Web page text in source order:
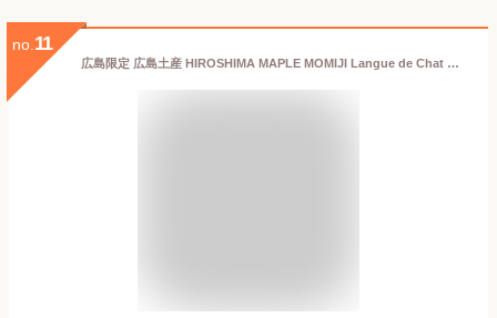
no. 11
広島限定 広島土産 HIROSHIMA MAPLE MOMIJI Langue de Chat メープルもみじラングドシャ もみじの国 広島 チョコレート菓子 10枚入